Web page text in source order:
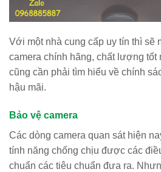
Với một nhà cung cấp uy tín thì sẽ
camera chính hãng, chất lượng tốt
cũng cần phải tìm hiểu về chính
hậu mãi.
Bảo vệ camera
Các dòng camera quan sát hiện
tính năng chống chịu được các
chuẩn các tiêu chuẩn đưa ra.